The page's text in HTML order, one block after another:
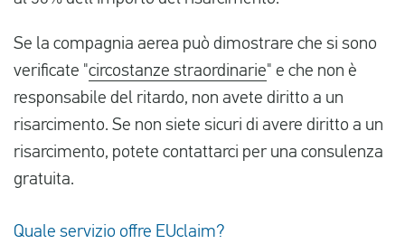
Se la compagnia aerea può dimostrare che si sono
verificate "circostanze straordinarie" e che non è
responsabile del ritardo, non avete diritto a un
risarcimento. Se non siete sicuri di avere diritto a un
risarcimento, potete contattarci per una consulenza
gratuita.
Quale servizio offre EUclaim?